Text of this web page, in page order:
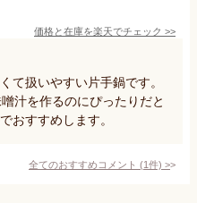
価格と在庫を楽天でチェック >>
て扱いやすい片手鍋です。
汁を作るのにぴったりだと
おすすめします。
全てのおすすめコメント (1件) >